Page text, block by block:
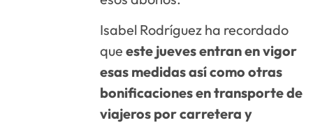
Isabel Rodríguez ha recordado
queeste jueves entran en vigor
esas medidas así como otras
bonificaciones en transporte de
viajeros por carretera y